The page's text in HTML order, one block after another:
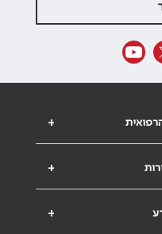
+
+
+